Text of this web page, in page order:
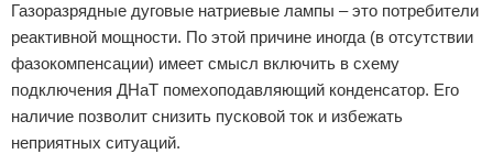
Газоразрядные дуговые натриевые лампы – это потребители
реактивной мощности. По этой причине иногда (в отсутствии
фазокомпенсации) имеет смысл включить в схему
подключения ДНаТ помехоподавляющий конденсатор. Его
наличие позволит снизить пусковой ток и избежать
неприятных ситуаций.